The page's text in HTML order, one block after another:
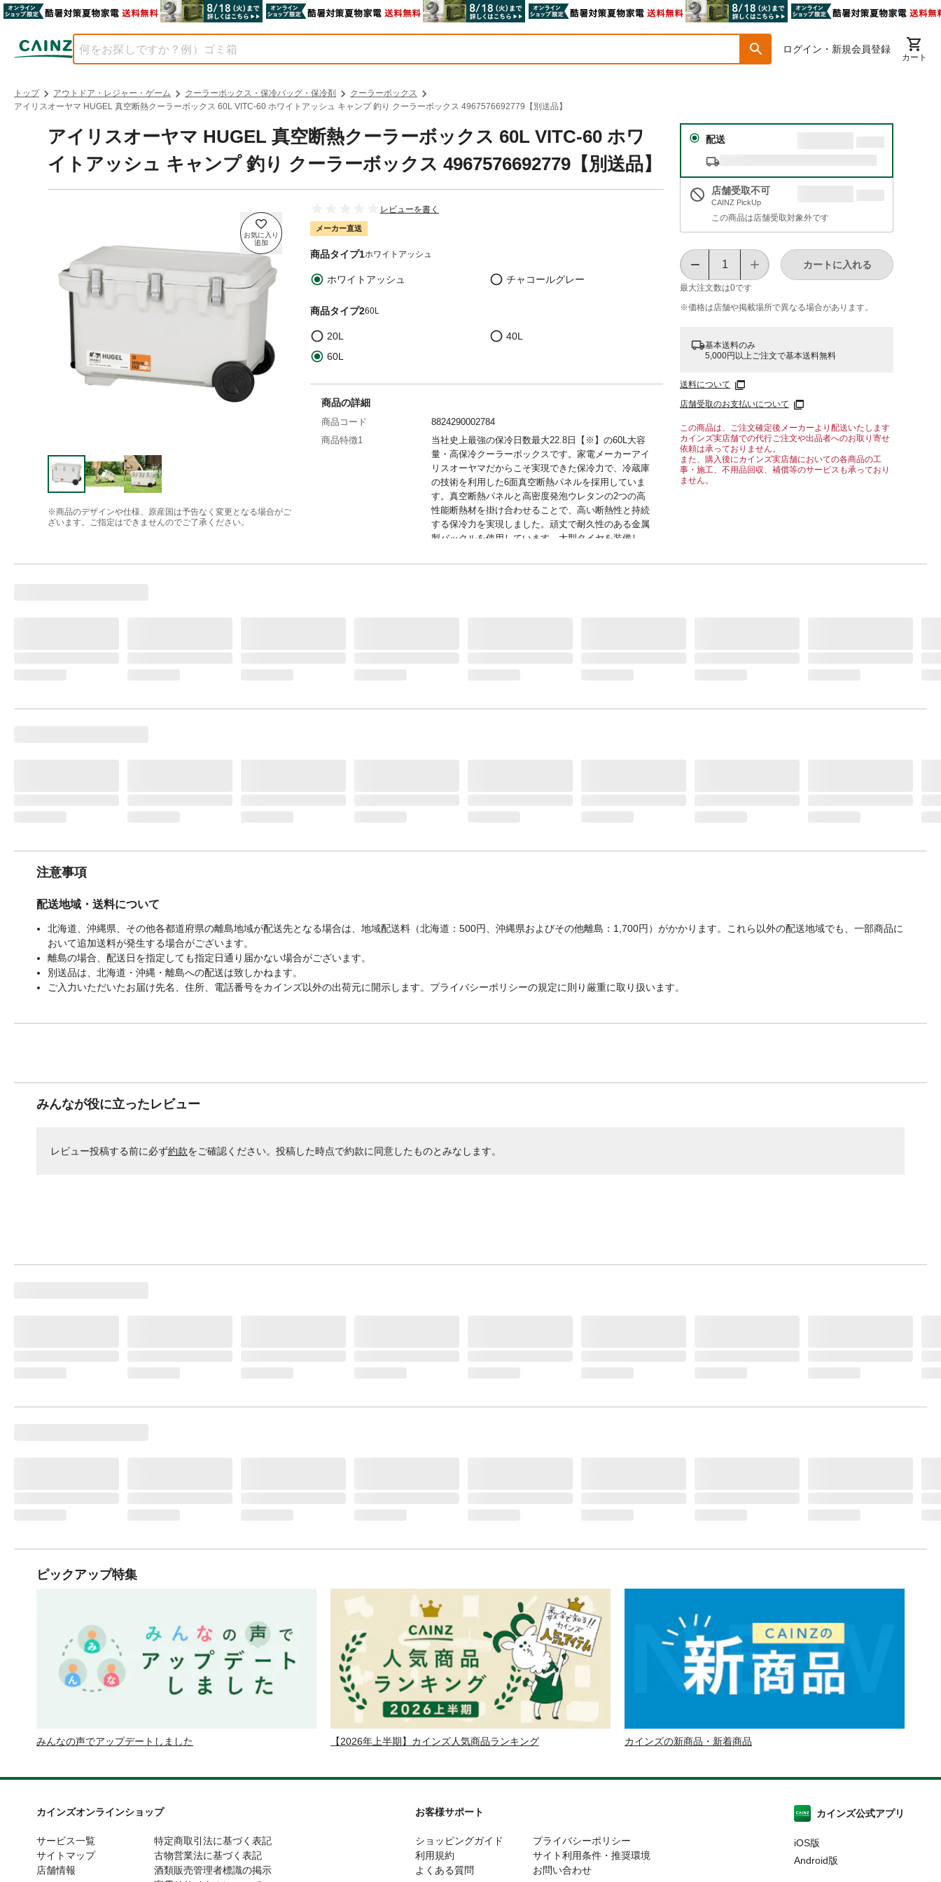
ログイン・新規会員登録
カート
トップ アウトドア・レジャー・ゲーム クーラーボックス・保冷バッグ・保冷剤
クーラーボックス
アイリスオーヤマ HUGEL 真空断熱クーラーボックス 60L VITC-60 ホワイトアッシュ キャンプ 釣り クーラーボックス 4967576692779【別送品】
アイリスオーヤマ HUGEL 真空断熱クーラーボックス 60L VITC-60 ホワ
イトアッシュ キャンプ 釣り クーラーボックス 4967576692779【別送品】
※商品のデザインや仕様、原産国は予告なく変更となる場合がご
ざいます。ご指定はできませんのでご了承ください。
レビューを書く
メーカー直送
商品タイプ1ホワイトアッシュ
ホワイトアッシュ チャコールグレー
商品タイプ260L
20L
40L
60L
配送
店舗受取不可
CAINZ PickUp
この商品は店舗受取対象外です
最大注文数は0です
カートに入れる
※価格は​店舗や​掲載場所で​異なる​場合が​あります。
基本送料のみ
5,000円以上ご注文で基本送料無料
送料について
店舗受取のお支払いについて
この商品は、ご注文確定後メーカーより配送いたします
カインズ実店舗での代行ご注文や出品者へのお取り寄せ
依頼は承っておりません。
また、購入後にカインズ実店舗においての各商品の工
事・施工、不用品回収、補償等のサービスも承っており
ません。
商品の詳細
商品コード
8824290002784
商品特徴1
当社史上最強の保冷日数最大22.8日【※】の60L大容
量・高保冷クーラーボックスです。家電メーカーアイ
リスオーヤマだからこそ実現できた保冷力で、冷蔵庫
の技術を利用した6面真空断熱パネルを採用していま
す。真空断熱パネルと高密度発泡ウレタンの2つの高
性能断熱材を掛け合わせることで、高い断熱性と持続
する保冷力を実現しました。頑丈で耐久性のある金属
製バックルを使用しています。大型タイヤを装備し、
注意事項
配送地域・送料について
北海道、沖縄県、その他各都道府県の離島地域が配送先となる場合は、地域配送料（北海道：500円、沖縄県およびその他離島：1,700円）がかかります。これら以外の配送地域でも、一部商品に
おいて追加送料が発生する場合がございます。
離島の場合、配送日を指定しても指定日通り届かない場合がございます。
別送品は、北海道・沖縄・離島への配送は致しかねます。
ご入力いただいたお届け先名、住所、電話番号をカインズ以外の出荷元に開示します。プライバシーポリシーの規定に則り厳重に取り扱います。
みんなが役に立ったレビュー
レビュー投稿する前に必ず約款をご確認ください。投稿した時点で約款に同意したものとみなします。
ピックアップ特集
みんなの声でアップデートしました 【2026年上半期】カインズ人気商品ランキング カインズの新商品・新着商品
カインズオンラインショップ
サービス一覧
サイトマップ
店舗情報
特定商取引法に基づく表記
古物営業法に基づく表記
酒類販売管理者標識の掲示
お客様サポート
ショッピングガイド
利用規約
よくある質問
プライバシーポリシー
サイト利用条件・推奨環境
お問い合わせ
カインズ公式アプリ
iOS版
Android版